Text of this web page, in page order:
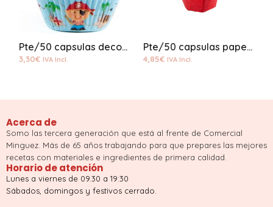
Pte/50 capsulas decorada estandar pequeño pirata
3,30€ IVA Incl.
Pte/50 capsulas papel tulipa rojo
4,85€ IVA Incl.
Acerca de
Somo las tercera generación que está al frente de Comercial
Minguez. Más de 65 años trabajando para que prepares las mejores
recetas con materiales e ingredientes de primera calidad.
Horario de atención
Lunes a viernes de 09.30 a 19:30
Sábados, domingos y festivos cerrado.